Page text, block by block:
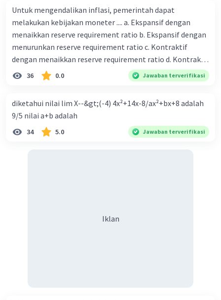
Untuk mengendalikan inflasi, pemerintah dapat
melakukan kebijakan moneter .... a. Ekspansif dengan
menaikkan reserve requirement ratio b. Ekspansif dengan
menurunkan reserve requirement ratio c. Kontraktif
dengan menaikkan reserve requirement ratio d. Kontraktif
dengan menurunkan reserve requirement ratio e.
Ekspansif dengan menaikkan tingkat diskonto Bila Bank
ceteris paribus maka .... a. Menimbulkan inflasi di mana
bentuk kurva jumlah uang beredar (penawaran uang) naik
dari kiri bawah ke kanan atas b. Menimbulkan deflasi di
atas e. Tingkat bunga turun di mana bentuk kurva jumlah
36 0.0 Jawaban terverifikasi
diketahui nilai lim X--&gt;(-4) 4x²+14x-8/ax²+bx+8 adalah
9/5 nilai a+b adalah
34 5.0 Jawaban terverifikasi
Iklan